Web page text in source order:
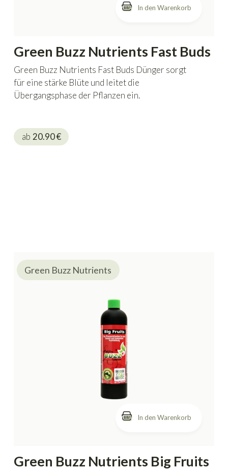
In den Warenkorb
Green Buzz Nutrients Fast Buds
Green Buzz Nutrients Fast Buds Dünger sorgt
für eine stärke Blüte und leitet die
Übergangsphase der Pflanzen ein.
ab 20.90€
In den Warenkorb
Green Buzz Nutrients Big Fruits
Green Buzz Nutrients